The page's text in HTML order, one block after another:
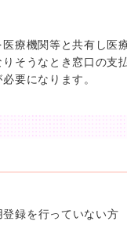
療機関等と共有し医
そうなとき窓口の支
要になります。
録を行っていない方